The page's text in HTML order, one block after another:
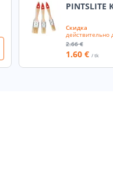
PINTSLITE
Скидка
действительно
2.66 €
1.60 € / tk